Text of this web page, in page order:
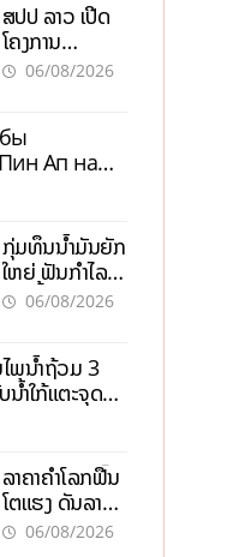
ເສດຖະກິດ
ທ້ອງຖິ່ນ
ສປປ ລາວ ເປີດ
ໂຄງການ
ALERT-LAO
ລະບາດທົ່ວ
ປະເທດ
06/08/2026
Ап на
сайте с
ກຸ່ມທຶນນ້ຳມັນຍັກ
ໃຫຍ່ ຟັນກຳໄລ
93 ຕື້ໂດລາ
ນໍ້າມັນແພງ
06/08/2026
ພນໍ້າຖ້ວມ 3
າໃກ້ແຕະຈຸດ
ລາຄາຄຳໂລກຟື້ນ
ໂຕແຮງ ດັນລາຄາ
ຄຳໃນລາວທະລຸ
06/08/2026